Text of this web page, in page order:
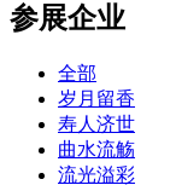
参展企业
全部
岁月留香
寿人济世
曲水流觞
流光溢彩